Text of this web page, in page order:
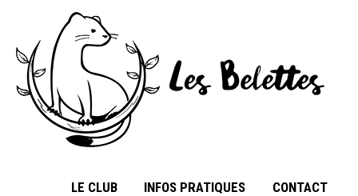
LE CLUB INFOS PRATIQUES CONTACT